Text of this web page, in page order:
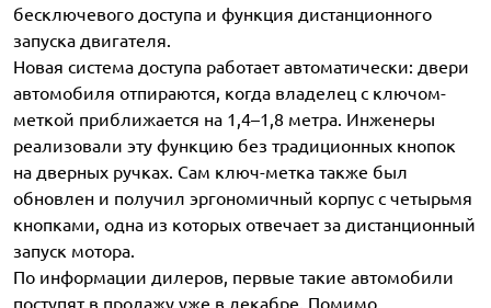
бесключевого доступа и функция дистанционного
запуска двигателя.
Новая система доступа работает автоматически: двери
автомобиля отпираются, когда владелец с ключом-
меткой приближается на 1,4–1,8 метра. Инженеры
реализовали эту функцию без традиционных кнопок
на дверных ручках. Сам ключ-метка также был
обновлен и получил эргономичный корпус с четырьмя
кнопками, одна из которых отвечает за дистанционный
запуск мотора.
По информации дилеров, первые такие автомобили
поступят в продажу уже в декабре. Помимо